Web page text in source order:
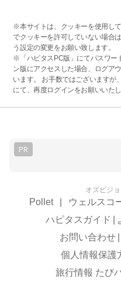
※本サイトは、クッキーを使用し
でクッキーを許可していない場合
う設定の変更をお願い致します。
※「ハピタスPC版」にてパスワー
ン版にアクセスした場合、ログア
います。 お手数ではございますが
にて、再度ログインをお願いいたし
PR
オズビジ
Pollet ウェルスコ
ハピタスガイド
お問い合わせ
個人情報保護
旅行情報 たび